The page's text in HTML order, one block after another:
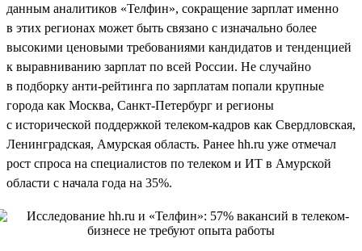
данным аналитиков «Телфин», сокращение зарплат именно
в этих регионах может быть связано с изначально более
высокими ценовыми требованиями кандидатов и тенденцией
к выравниванию зарплат по всей России. Не случайно
в подборку анти-рейтинга по зарплатам попали крупные
города как Москва, Санкт-Петербург и регионы
с исторической поддержкой телеком-кадров как Свердловская,
Ленинградская, Амурская область. Ранее hh.ru уже отмечал
рост спроса на специалистов по телеком и ИТ в Амурской
области с начала года на 35%.